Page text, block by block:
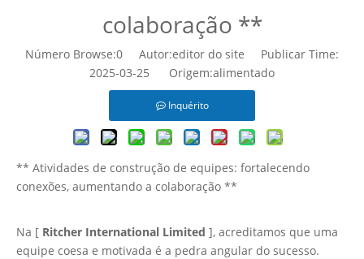
colaboração **
Número Browse:0 Autor:editor do site Publicar Time:
2025-03-25 Origem:alimentado
Inquérito
** Atividades de construção de equipes: fortalecendo
conexões, aumentando a colaboração **
Na [ Ritcher International Limited ], acreditamos que uma
equipe coesa e motivada é a pedra angular do sucesso.